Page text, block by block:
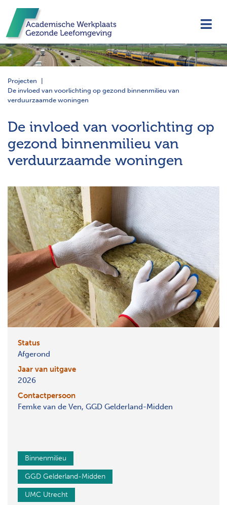
Projecten
De invloed van voorlichting op gezond binnenmilieu van
verduurzaamde woningen
De invloed van voorlichting op
gezond binnenmilieu van
verduurzaamde woningen
Status
Afgerond
Jaar van uitgave
2026
Contactpersoon
Femke van de Ven, GGD Gelderland-Midden
Binnenmilieu
GGD Gelderland-Midden
UMC Utrecht